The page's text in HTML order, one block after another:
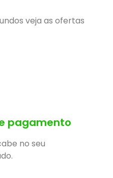
veja as ofertas
pagamento
no seu